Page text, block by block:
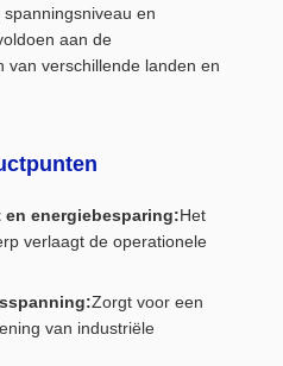
en
aan de
van verschillende landen en
en energiebesparing:Het
verlaagt de operationele
Zorgt voor een
van industriële